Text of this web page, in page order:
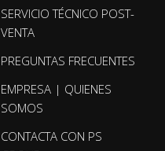
SERVICIO TÉCNICO POST-
VENTA
PREGUNTAS FRECUENTES
EMPRESA | QUIENES
SOMOS
CONTACTA CON PS